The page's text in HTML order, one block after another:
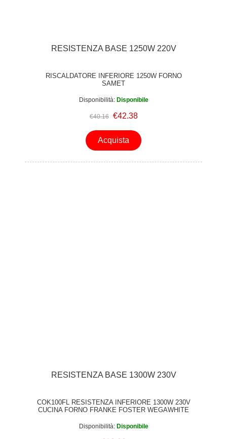
RESISTENZA BASE 1250W 220V
RISCALDATORE INFERIORE 1250W FORNO
SAMET
Disponibilità: Disponibile
€40.16 €42.38
Acquista
RESISTENZA BASE 1300W 230V
COK100FL RESISTENZA INFERIORE 1300W 230V
CUCINA FORNO FRANKE FOSTER WEGAWHITE
Disponibilità: Disponibile